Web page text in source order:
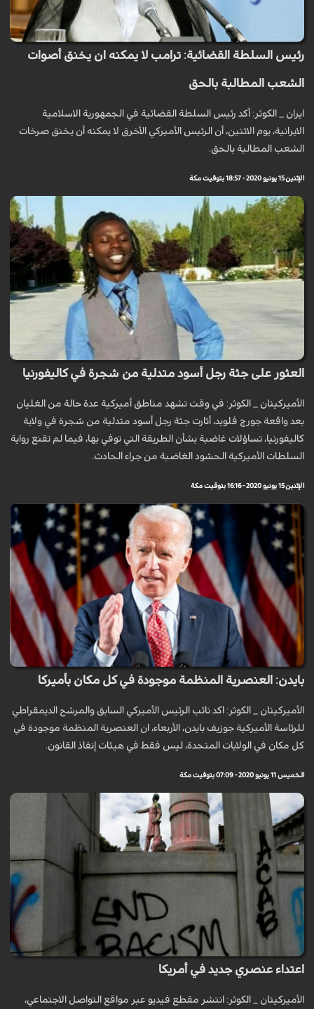
رئيس السلطة القضائية: ترامب لا يمكنه ان يخنق أصوات
الشعب المطالبة بالحق
ايران _ الكوثر: أكد رئيس السلطة القضائية في الجمهورية الاسلامية
الايرانية، يوم الاثنين، أن الرئيس الأميركي الأخرق لا يمكنه أن يخنق صرخات
الشعب المطالبة بالحق.
الإثنين 15 يونيو 2020 - 18:57 بتوقيت مكة
العثور على جثة رجل أسود متدلية من شجرة في كاليفورنيا
الأميركيتان _ الكوثر: في وقت تشهد مناطق أميركية عدة حالة من الغليان
بعد واقعة جورج فلويد، أثارت جثة رجل أسود متدلية من شجرة في ولاية
كاليفورنيا، تساؤلات غاضبة بشأن الطريقة التي توفي بها، فيما لم تقنع رواية
السلطات الأميركية الحشود الغاضبة من جراء الحادث.
الإثنين 15 يونيو 2020 - 16:16 بتوقيت مكة
بايدن: العنصرية المنظمة موجودة في كل مكان بأميركا
الأميركيتان _ الكوثر: اكد نائب الرئيس الأميركي السابق والمرشح الديمقراطي
للرئاسة الأميركية جوزيف بايدن، الأربعاء، ان العنصرية المنظمة موجودة في
كل مكان في الولايات المتحدة، ليس فقط في هيئات إنفاذ القانون.
الخميس 11 يونيو 2020 - 07:09 بتوقيت مكة
اعتداء عنصري جديد في أمريكا
الأميركيتان _ الكوثر: انتشر مقطع فيديو عبر مواقع التواصل الاجتماعي،